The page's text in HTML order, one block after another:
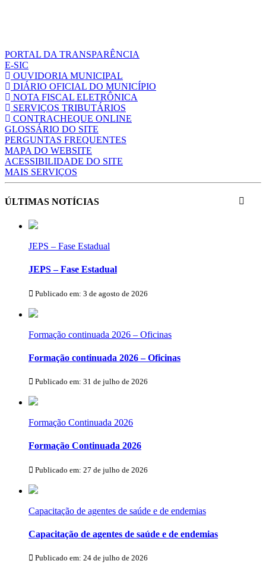
PORTAL DA TRANSPARÊNCIA
E-SIC
OUVIDORIA MUNICIPAL
DIÁRIO OFICIAL DO MUNICÍPIO
NOTA FISCAL ELETRÔNICA
SERVIÇOS TRIBUTÁRIOS
CONTRACHEQUE ONLINE
GLOSSÁRIO DO SITE
PERGUNTAS FREQUENTES
MAPA DO WEBSITE
ACESSIBILIDADE DO SITE
MAIS SERVIÇOS
ÚLTIMAS NOTÍCIAS
JEPS – Fase Estadual
JEPS – Fase Estadual
Publicado em: 3 de agosto de 2026
Formação continuada 2026 – Oficinas
Formação continuada 2026 – Oficinas
Publicado em: 31 de julho de 2026
Formação Continuada 2026
Formação Continuada 2026
Publicado em: 27 de julho de 2026
Capacitação de agentes de saúde e de endemias
Capacitação de agentes de saúde e de endemias
Publicado em: 24 de julho de 2026